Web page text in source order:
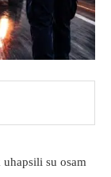
su osam